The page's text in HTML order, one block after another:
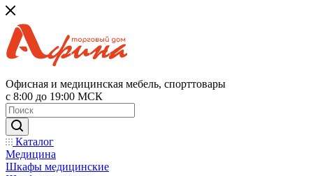
Офисная и медицинская мебель, спорттовары
с 8:00 до 19:00 МСК
Каталог
Медицина
Шкафы медицинские